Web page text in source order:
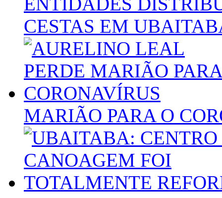
CESTAS EM
MARIÃO PARA O